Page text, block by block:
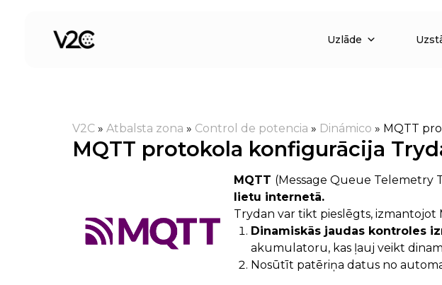
Uzlāde
V2C » Atbalsta zona » Control de potencia » Dinámico » MQTT
MQTT protokola konfigurācija
MQTT (Message Queue Telemetry
lietu internetā.
Trydan var tikt pieslēgts, izmantojot
Dinamiskās jaudas kontroles
akumulatoru, kas ļauj veikt
Nosūtīt patēriņa datus no